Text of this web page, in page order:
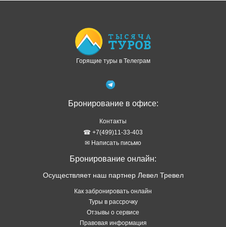
Горящие туры в Телеграм
Бронирование в офисе:
Контакты
☎ +7(499)11-33-403
✉ Написать письмо
Бронирование онлайн:
Осуществляет наш партнер Левел Тревел
Как забронировать онлайн
Туры в рассрочку
Отзывы о сервисе
Правовая информация